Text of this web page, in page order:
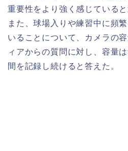
重要性をより強く感じていると
また、球場入りや練習中に頻
いることについて、カメラの
ィアからの質問に対し、容量
間を記録し続けると答えた。